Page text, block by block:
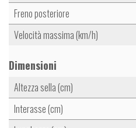
Freno posteriore
Velocità massima (km/h)
Dimensioni
Altezza sella (cm)
Interasse (cm)